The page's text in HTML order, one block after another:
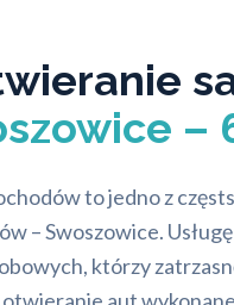
–
to jedno z
– Swoszowice.
którzy